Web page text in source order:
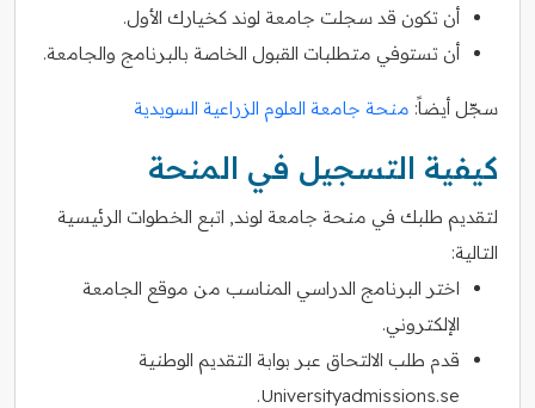
أن تكون قد سجلت جامعة لوند كخيارك الأول.
أن تستوفي متطلبات القبول الخاصة بالبرنامج والجامعة.
سجّل أيضاً: منحة جامعة العلوم الزراعية السويدية
كيفية التسجيل في المنحة
لتقديم طلبك في منحة جامعة لوند, اتبع الخطوات الرئيسية
التالية:
اختر البرنامج الدراسي المناسب من موقع الجامعة
الإلكتروني.
قدم طلب الالتحاق عبر بوابة التقديم الوطنية
Universityadmissions.se.